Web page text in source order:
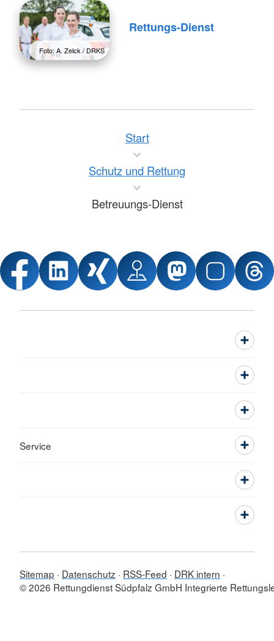
Foto: A. Zelck / DRKS
Rettungs-Dienst
Start
Schutz und Rettung
Betreuungs-Dienst
Service
Sitemap Datenschutz RSS-Feed
DRK intern
© 2026 Rettungdienst Südpfalz GmbH Integrierte